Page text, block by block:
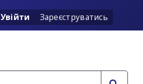
Увійти Зареєструватись